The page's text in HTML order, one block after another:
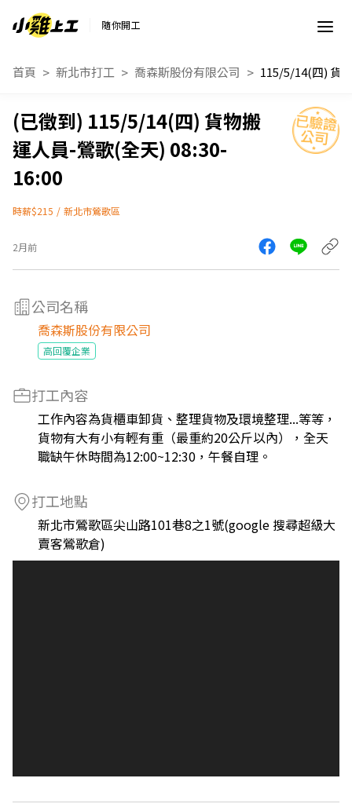
隨你開工
首頁 新北市打工 喬森斯股份有限公司
115/5/14(四) 貨物搬
運人員-鶯歌(全天) 08:30-
16:00
時薪$215 / 新北市鶯歌區
2月前
公司名稱
喬森斯股份有限公司
高回覆企業
打工內容
工作內容為貨櫃車卸貨、整理貨物及環境整理...等等，
貨物有大有小有輕有重（最重約20公斤以內），全天
職缺午休時間為12:00~12:30，午餐自理。
打工地點
新北市鶯歌區尖山路101巷8之1號(google 搜尋超級大
賣客鶯歌倉)